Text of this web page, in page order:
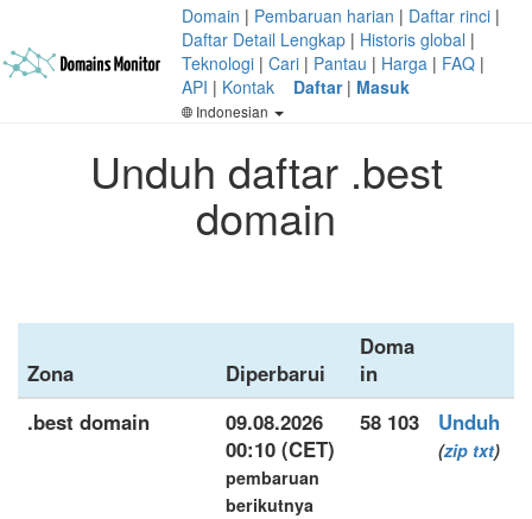
Domain | Pembaruan harian | Daftar rinci |
Daftar Detail Lengkap | Historis global |
Teknologi | Cari | Pantau | Harga | FAQ |
API | Kontak Daftar| Masuk
Indonesian
Unduh daftar .best
domain
Zona Diperbarui
Doma
in
.best domain
09.08.2026
00:10 (CET)
pembaruan
berikutnya
58 103 Unduh
(zip txt)